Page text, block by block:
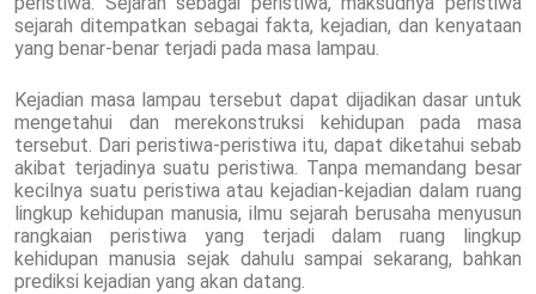
sejarah ditempatkan sebagai fakta, kejadian, dan kenyataan
yang benar-benar terjadi pada masa lampau.
Kejadian masa lampau tersebut dapat dijadikan dasar untuk
mengetahui dan merekonstruksi kehidupan pada masa
tersebut. Dari peristiwa-peristiwa itu, dapat diketahui sebab
akibat terjadinya suatu peristiwa. Tanpa memandang besar
kecilnya suatu peristiwa atau kejadian-kejadian dalam ruang
lingkup kehidupan manusia, ilmu sejarah berusaha menyusun
rangkaian peristiwa yang terjadi dalam ruang lingkup
kehidupan manusia sejak dahulu sampai sekarang, bahkan
prediksi kejadian yang akan datang.